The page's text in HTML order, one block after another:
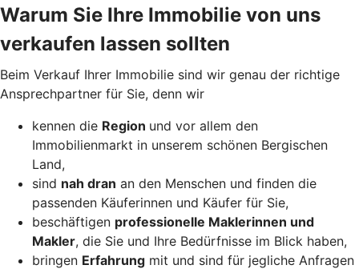
Warum Sie Ihre Immobilie von uns
verkaufen lassen sollten
Beim Verkauf Ihrer Immobilie sind wir genau der richtige
Ansprechpartner für Sie, denn wir
kennen die Region und vor allem den
Immobilienmarkt in unserem schönen Bergischen
Land,
sind nah dran an den Menschen und finden die
passenden Käuferinnen und Käufer für Sie,
beschäftigen professionelle Maklerinnen und
Makler, die Sie und Ihre Bedürfnisse im Blick haben,
bringen Erfahrung mit und sind für jegliche Anfragen